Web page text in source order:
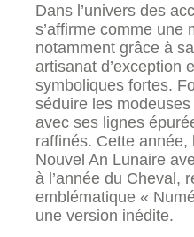
Dans l’univers des
s’affirme comme une
notamment grâce à
artisanat d’exception
symboliques fortes.
séduire les
avec ses lignes
raffinés. Cette
Nouvel An Lunaire
à l’année du Cheval,
emblématique «
une version inédite.